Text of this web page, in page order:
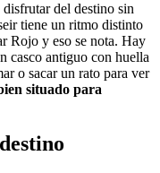
del destino sin
tiene un ritmo distinto
Rojo y eso se nota. Hay
casco antiguo con huella
o sacar un rato para ver
situado para